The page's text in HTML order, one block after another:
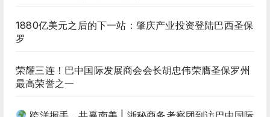
1880亿美元之后的下一站：肇庆产业投资登陆巴西圣保
罗
荣耀三连！巴中国际发展商会会长胡忠伟荣膺圣保罗州
最高荣誉之一